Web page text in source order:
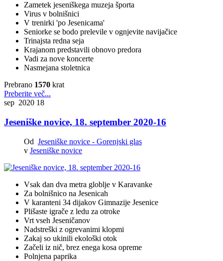
Zametek jeseniškega muzeja športa
Virus v bolnišnici
V trenirki 'po Jesenicama'
Seniorke se bodo prelevile v ognjevite navijačice
Trinajsta redna seja
Krajanom predstavili obnovo predora
Vadi za nove koncerte
Nasmejana stoletnica
Prebrano 1570 krat
Preberite več...
sep 2020 18
Jeseniške novice, 18. september 2020-16
Od Jeseniške novice - Gorenjski glas
v Jeseniške novice
Vsak dan dva metra globlje v Karavanke
Za bolnišnico na Jesenicah
V karanteni 34 dijakov Gimnazije Jesenice
Plišaste igrače z ledu za otroke
Vrt vseh Jeseničanov
Nadstreški z ogrevanimi klopmi
Zakaj so ukinili ekološki otok
Začeli iz nič, brez enega kosa opreme
Polnjena paprika